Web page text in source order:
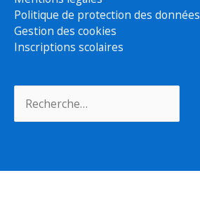
Politique de protection des données
Gestion des cookies
Inscriptions scolaires